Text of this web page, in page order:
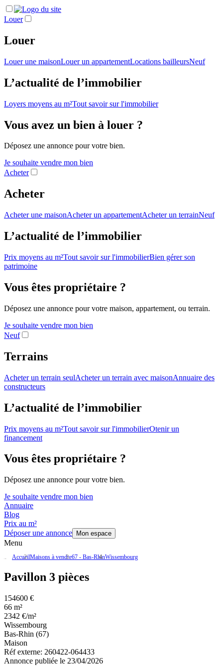
Louer
Louer
Louer une maisonLouer un appartementLocations bailleursNeuf
L’actualité de l’immobilier
Loyers moyens au m²Tout savoir sur l'immobilier
Vous avez un bien à louer ?
Déposez une annonce pour votre bien.
Je souhaite vendre mon bien
Acheter
Acheter
Acheter une maisonAcheter un appartementAcheter un terrainNeuf
L’actualité de l’immobilier
Prix moyens au m²Tout savoir sur l'immobilierBien gérer son
patrimoine
Vous êtes propriétaire ?
Déposez une annonce pour votre maison, appartement, ou terrain.
Je souhaite vendre mon bien
Neuf
Terrains
Acheter un terrain seulAcheter un terrain avec maisonAnnuaire des
constructeurs
L’actualité de l’immobilier
Prix moyens au m²Tout savoir sur l'immobilierOtenir un
financement
Vous êtes propriétaire ?
Déposez une annonce pour votre bien.
Je souhaite vendre mon bien
Annuaire
Blog
Prix au m²
Déposer une annonce
Mon espace
Menu
AccueilMaisons à vendre67 - Bas-RhinWissembourg
Pavillon 3 pièces
154600 €
66 m²
2342 €/m²
Wissembourg
Bas-Rhin (67)
Maison
Réf externe: 260422-064433
Annonce publiée le 23/04/2026